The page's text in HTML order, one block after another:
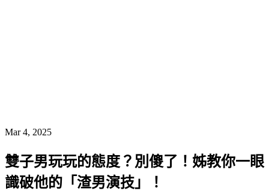
Mar 4, 2025
雙子男玩玩的態度？別傻了！姊教你一眼
識破他的「渣男演技」！